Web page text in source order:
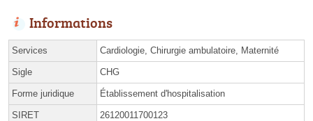
Informations
Services Cardiologie, Chirurgie ambulatoire, Maternité
Sigle CHG
Forme juridique Établissement d'hospitalisation
SIRET 26120011700123